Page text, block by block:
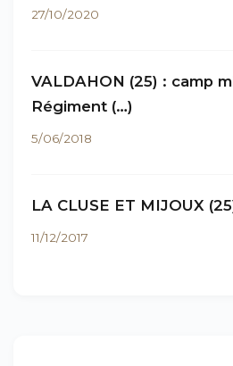
27/10/2020
VALDAHON (25) : camp
Régiment (…)
5/06/2018
LA CLUSE ET MIJOUX
11/12/2017